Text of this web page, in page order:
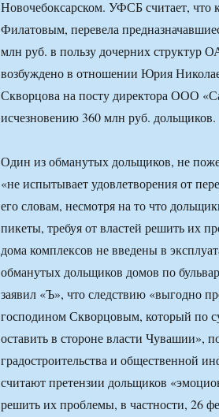
Новочебоксарском. УФСБ считает, что
Филатовым, перевела
млн руб. в пользу дочерних структур
возбуждено в отношении Юрия
Скворцова на посту директора ООО
исчезновению 360 млн руб. дольщиков.
Один из обманутых дольщиков, не
«не испытывает удовлетворения от
его словам, несмотря на то что
пикеты, требуя от властей решить их
дома комплексов не введены в
обманутых дольщиков домов по
заявил «Ъ», что следствию «выгодно
господином Скворцовым, который по
оставить в стороне власти Чувашии»,
градостроительства и общественной
считают претензии дольщиков
решить их проблемы, в частности, 26